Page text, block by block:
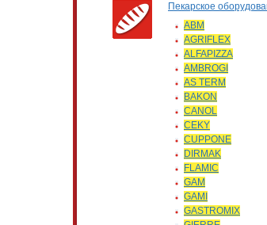
Пекарское
ABM
AGRIFLEX
ALFAPIZZA
AMBROGI
AS TERM
BAKON
CANOL
CEKY
CUPPONE
DIRMAK
FLAMIC
GAM
GAMI
GASTROMIX